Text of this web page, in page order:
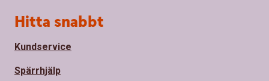
Sidfot
Hitta snabbt
Kundservice
Spärrhjälp